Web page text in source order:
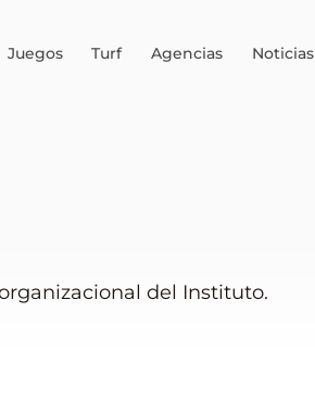
Juegos Turf Agencias Noticias
del Instituto.